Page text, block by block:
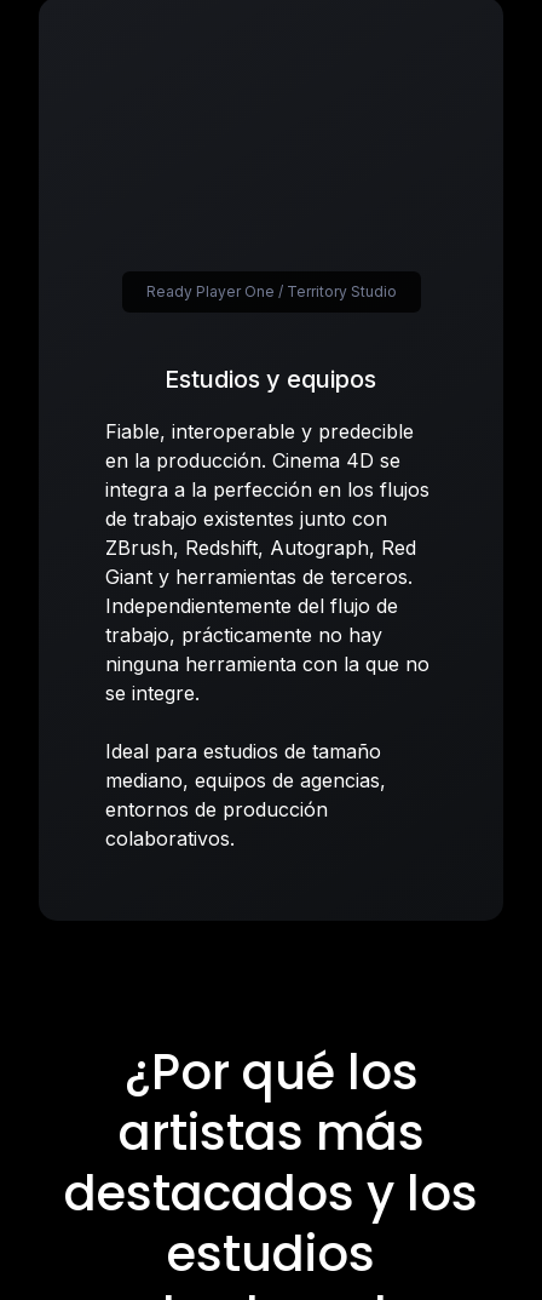
Estudios y equipos
Fiable, interoperable y predecible
en la producción. Cinema 4D se
integra a la perfección en los flujos
de trabajo existentes junto con
ZBrush, Redshift, Autograph, Red
Giant y herramientas de terceros.
Independientemente del flujo de
trabajo, prácticamente no hay
ninguna herramienta con la que no
se integre.
Ideal para estudios de tamaño
mediano, equipos de agencias,
entornos de producción
colaborativos.
Ready Player One / Territory Studio
¿Por qué los
artistas más
destacados y los
estudios